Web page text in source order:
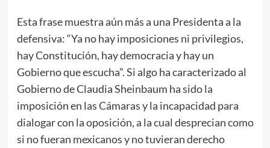
Esta frase muestra aún más a una Presidenta a la
defensiva: “Ya no hay imposiciones ni privilegios,
hay Constitución, hay democracia y hay un
Gobierno que escucha”. Si algo ha caracterizado al
Gobierno de Claudia Sheinbaum ha sido la
imposición en las Cámaras y la incapacidad para
dialogar con la oposición, a la cual desprecian como
si no fueran mexicanos y no tuvieran derecho